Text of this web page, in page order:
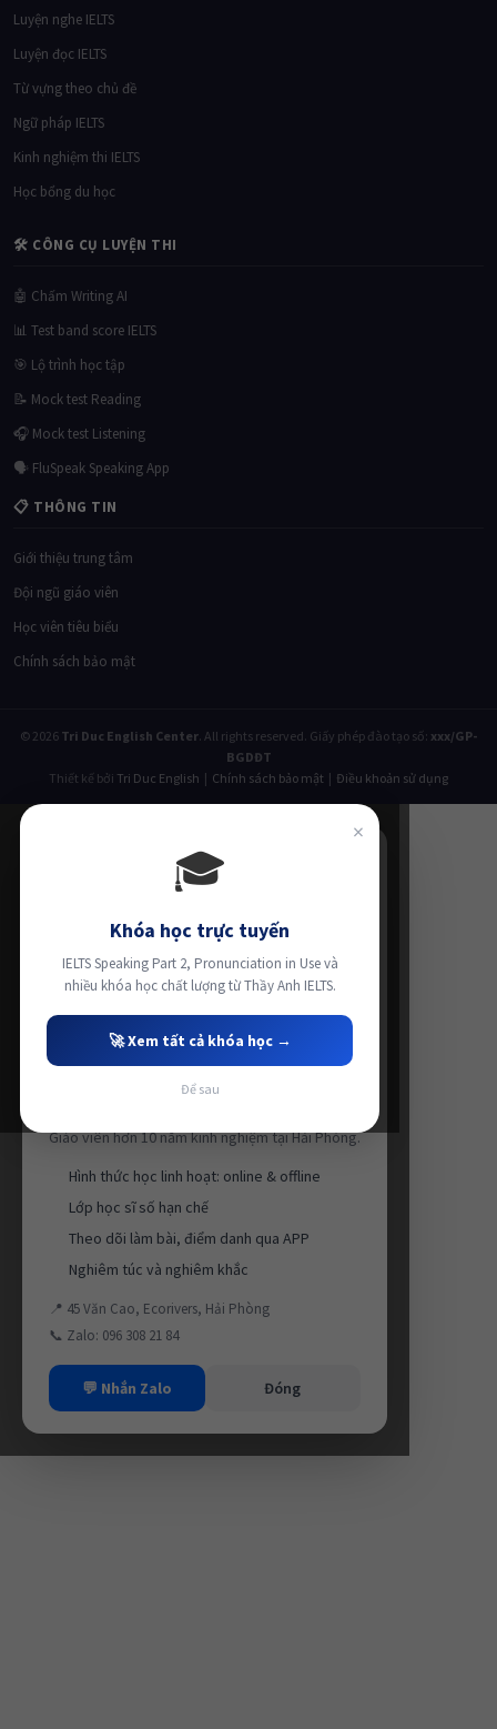
Luyện nghe IELTS
Luyện đọc IELTS
Từ vựng theo chủ đề
Ngữ pháp IELTS
Kinh nghiệm thi IELTS
Học bổng du học
🛠 CÔNG CỤ LUYỆN THI
🤖 Chấm Writing AI
📊 Test band score IELTS
🎯 Lộ trình học tập
📝 Mock test Reading
🎧 Mock test Listening
🗣 FluSpeak Speaking App
📋 THÔNG TIN
Giới thiệu trung tâm
Đội ngũ giáo viên
Học viên tiêu biểu
Chính sách bảo mật
© 2026 Tri Duc English Center . All rights reserved. Giấy phép đào tạo số: xxx/GP-
BGDĐT
Thiết kế bởi Tri Duc English | Chính sách bảo mật | Điều khoản sử dụng
Giáo viên hơn 10 năm kinh nghiệm tại Hải Phòng.
Hình thức học linh hoạt: online & offline
Lớp học sĩ số hạn chế
Theo dõi làm bài, điểm danh qua APP
Nghiêm túc và nghiêm khắc
📍 45 Văn Cao, Ecorivers, Hải Phòng
📞 Zalo: 096 308 21 84
💬 Nhắn Zalo Đóng
×
🎓
Khóa học trực tuyến
IELTS Speaking Part 2, Pronunciation in Use và
nhiều khóa học chất lượng từ Thầy Anh IELTS.
🚀 Xem tất cả khóa học →
Để sau